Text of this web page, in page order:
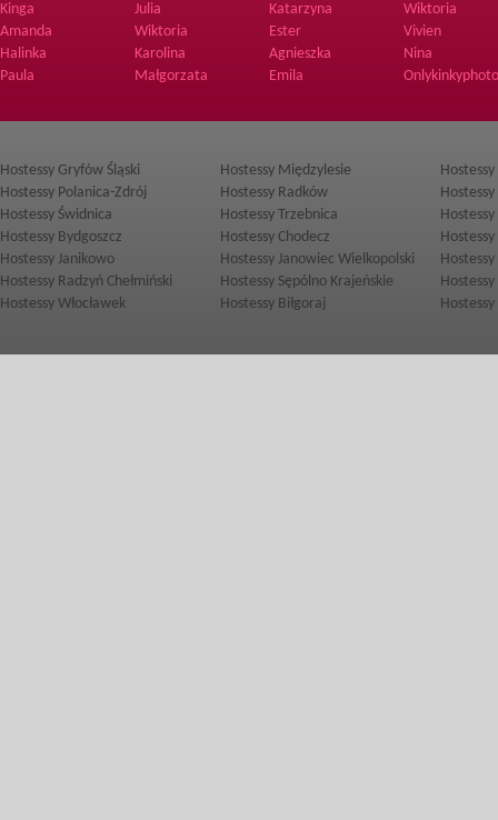
Kinga
Julia Katarzyna
Wiktoria
Amanda
Wiktoria Ester
Vivien
Halinka
Karolina Agnieszka
Nina
Paula
Małgorzata Emila
Hostessy Gryfów Śląski Hostessy Międzylesie
Hostessy Polanica-Zdrój
Hostessy Radków
Hostessy Świdnica
Hostessy Trzebnica
Hostessy Bydgoszcz
Hostessy Chodecz
Hostessy Janikowo
Hostessy Janowiec Wielkopolski
Hostessy Radzyń Chełmiński
Hostessy Sępólno Krajeńskie
Hostessy
Hostessy Włocławek
Hostessy Biłgoraj